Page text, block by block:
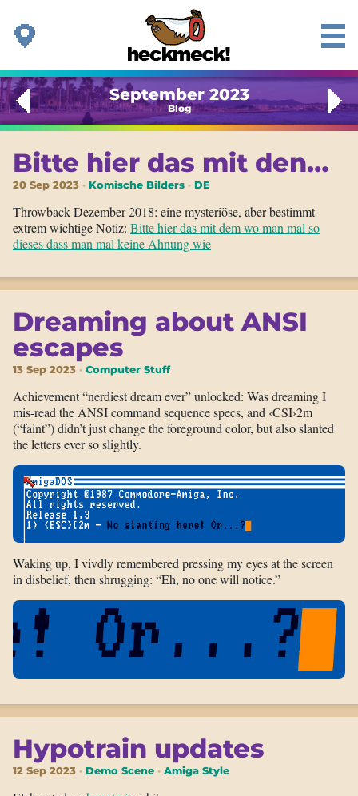
September 2023
Blog
Bitte hier das mit den…
20 Sep 2023 Komische Bilders DE
Throwback Dezember 2018: eine mysteriöse, aber bestimmt
extrem wichtige Notiz: Bitte hier das mit dem wo man mal so
dieses dass man mal keine Ahnung wie
Dreaming about ANSI
escapes
13 Sep 2023 Computer Stuff
Achievement “nerdiest dream ever” unlocked: Was dreaming I
mis-read the ANSI command sequence specs, and ‹CSI›2m
(“faint”) didn’t just change the foreground color, but also slanted
the letters ever so slightly.
Waking up, I vivdly remembered pressing my eyes at the screen
in disbelief, then shrugging: “Eh, no one will notice.”
Hypotrain updates
12 Sep 2023 Demo Scene Amiga Style